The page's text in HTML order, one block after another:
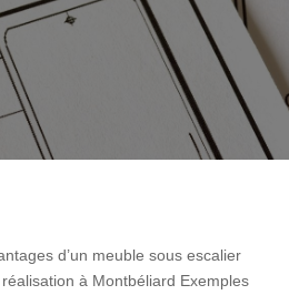
d’un meuble sous escalier
à Montbéliard Exemples